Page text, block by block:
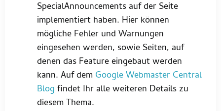
SpecialAnnouncements auf der Seite
implementiert haben. Hier können
mögliche Fehler und Warnungen
eingesehen werden, sowie Seiten, auf
denen das Feature eingebaut werden
kann. Auf dem Google Webmaster Central
Blog findet Ihr alle weiteren Details zu
diesem Thema.